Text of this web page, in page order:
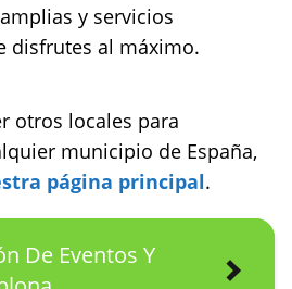
y servicios
disfrutes al máximo.
otros locales para
municipio de España,
página principal.
De Eventos Y